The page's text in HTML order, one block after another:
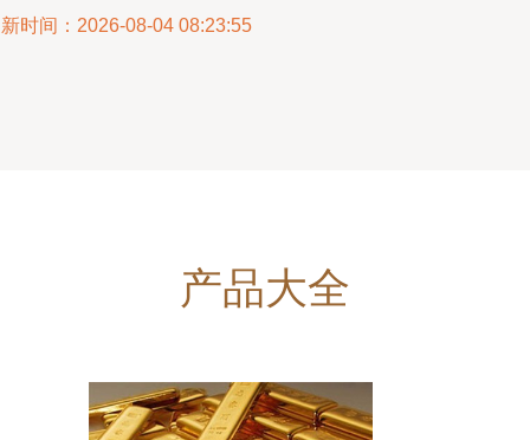
时间：2026-08-04 08:23:55
产品大全